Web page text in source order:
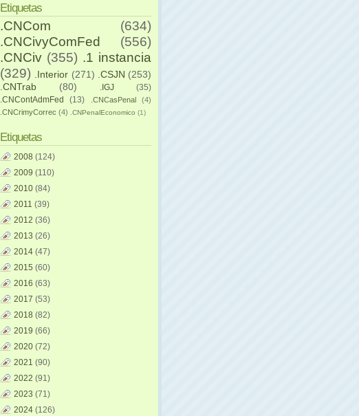
Etiquetas
.CNCom
(634)
.CNCivyComFed
(556)
.CNCiv (355) .1 instancia
(329)
.Interior (271) .CSJN (253)
.CNTrab
(80) .IGJ
(35)
.CNContAdmFed
(13) .CNCasPenal
(4)
.CNCrimyCorrec (4) .CNPenalEconomico (1)
Etiquetas
2008 (124)
2009 (110)
2010 (84)
2011 (39)
2012 (36)
2013 (26)
2014 (47)
2015 (60)
2016 (63)
2017 (53)
2018 (82)
2019 (66)
2020 (72)
2021 (90)
2022 (91)
2023 (71)
2024 (126)